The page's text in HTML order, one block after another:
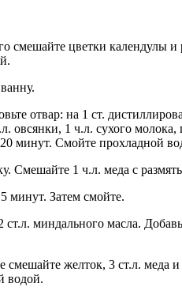
смешайте цветки календулы
отвар: на 1 ст.
овсянки, 1 ч.л. сухого
минут. Смойте прохладной
Смешайте 1 ч.л. меда с
минут. Затем смойте.
миндального масла.
желток, 3 ст.л. меда
водой.